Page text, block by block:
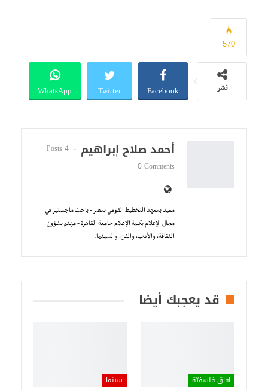
570
نشر Facebook
Twitter
WhatsApp
أحمد صلاح إبراهيم
4 Posts
0 Comments
معيد بمعهد التخطيط القومي بمصر - باحث ماجستير في
مجال الإعلام بكلية الإعلام جامعة القاهرة - مهتم بشؤون
الثقافة، والأدب، والفن، والسينما.
قد يعجبك أيضا
آفاق فلسفيّة‎ سينما